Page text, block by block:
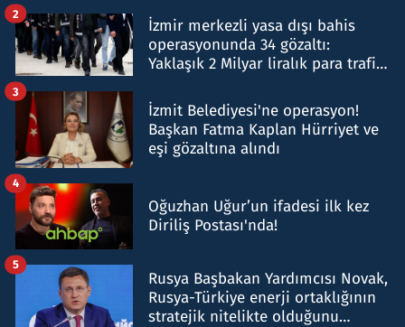
İzmir merkezli yasa dışı bahis
operasyonunda 34 gözaltı:
Yaklaşık 2 Milyar liralık para trafiği
2
İzmit Belediyesi'ne operasyon!
Başkan Fatma Kaplan Hürriyet ve
eşi gözaltına alındı
3
Oğuzhan Uğur’un ifadesi ilk kez
Diriliş Postası'nda!
4
Rusya Başbakan Yardımcısı Novak,
Rusya-Türkiye enerji ortaklığının
stratejik nitelikte olduğunu
5